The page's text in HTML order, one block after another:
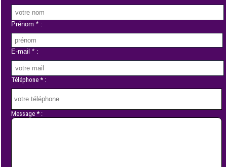
Prénom * :
E-mail * :
Téléphone * :
Message * :